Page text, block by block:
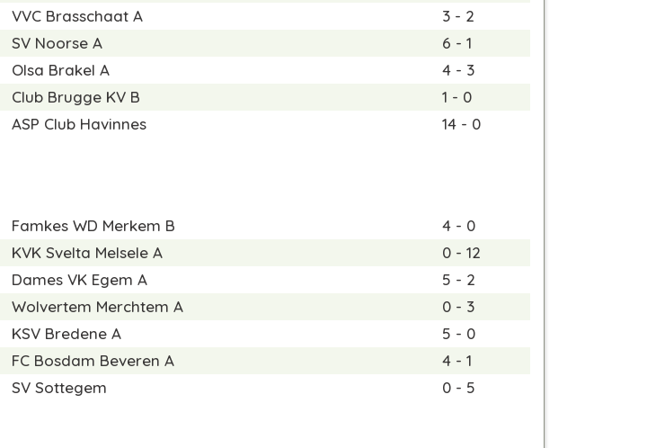
VVC Brasschaat A
3 - 2
SV Noorse A
6 - 1
Olsa Brakel A
4 - 3
Club Brugge KV B
1 - 0
ASP Club Havinnes 14 - 0
Famkes WD Merkem B
4 - 0
KVK Svelta Melsele A
0 - 12
Dames VK Egem A
5 - 2
Wolvertem Merchtem A
0 - 3
KSV Bredene A
5 - 0
FC Bosdam Beveren A
4 - 1
SV Sottegem 0 - 5